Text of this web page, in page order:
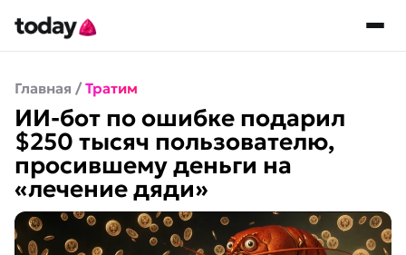
Главная / Тратим
ИИ-бот по ошибке подарил
$250 тысяч пользователю,
просившему деньги на
«лечение дяди»